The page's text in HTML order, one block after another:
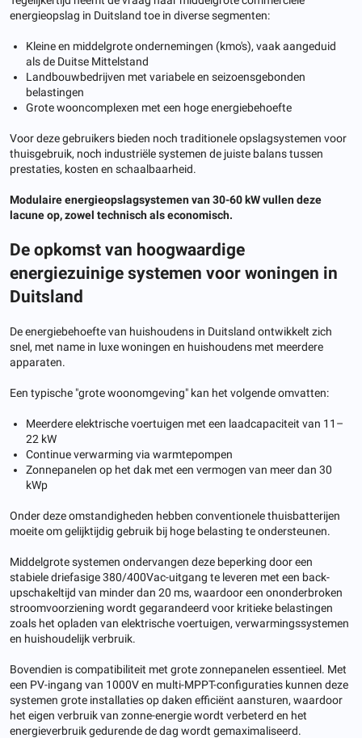
energieopslag in Duitsland toe in diverse segmenten:
Kleine en middelgrote ondernemingen (kmo's), vaak aangeduid
als de Duitse Mittelstand
Landbouwbedrijven met variabele en seizoensgebonden
belastingen
Grote wooncomplexen met een hoge energiebehoefte
Voor deze gebruikers bieden noch traditionele opslagsystemen voor
thuisgebruik, noch industriële systemen de juiste balans tussen
prestaties, kosten en schaalbaarheid.
Modulaire energieopslagsystemen van 30-60 kW vullen deze
lacune op, zowel technisch als economisch.
De opkomst van hoogwaardige
energiezuinige systemen voor woningen in
Duitsland
De energiebehoefte van huishoudens in Duitsland ontwikkelt zich
snel, met name in luxe woningen en huishoudens met meerdere
apparaten.
Een typische "grote woonomgeving" kan het volgende omvatten:
Meerdere elektrische voertuigen met een laadcapaciteit van 11–
22 kW
Continue verwarming via warmtepompen
Zonnepanelen op het dak met een vermogen van meer dan 30
kWp
Onder deze omstandigheden hebben conventionele thuisbatterijen
moeite om gelijktijdig gebruik bij hoge belasting te ondersteunen.
Middelgrote systemen ondervangen deze beperking door een
stabiele driefasige 380/400Vac-uitgang te leveren met een back-
upschakeltijd van minder dan 20 ms, waardoor een ononderbroken
stroomvoorziening wordt gegarandeerd voor kritieke belastingen
zoals het opladen van elektrische voertuigen, verwarmingssystemen
en huishoudelijk verbruik.
Bovendien is compatibiliteit met grote zonnepanelen essentieel. Met
een PV-ingang van 1000V en multi-MPPT-configuraties kunnen deze
systemen grote installaties op daken efficiënt aansturen, waardoor
het eigen verbruik van zonne-energie wordt verbeterd en het
energieverbruik gedurende de dag wordt gemaximaliseerd.